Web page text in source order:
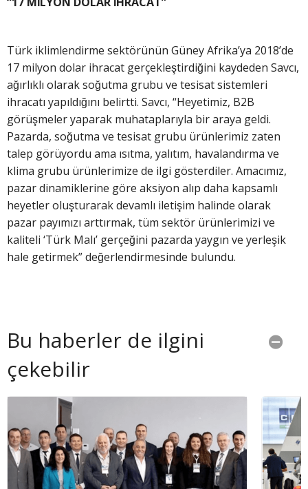
Türk iklimlendirme sektörünün Güney Afrika’ya 2018’de
17 milyon dolar ihracat gerçekleştirdiğini kaydeden Savcı,
ağırlıklı olarak soğutma grubu ve tesisat sistemleri
ihracatı yapıldığını belirtti. Savcı, “Heyetimiz, B2B
görüşmeler yaparak muhataplarıyla bir araya geldi.
Pazarda, soğutma ve tesisat grubu ürünlerimiz zaten
talep görüyordu ama ısıtma, yalıtım, havalandırma ve
klima grubu ürünlerimize de ilgi gösterdiler. Amacımız,
pazar dinamiklerine göre aksiyon alıp daha kapsamlı
heyetler oluşturarak devamlı iletişim halinde olarak
pazar payımızı arttırmak, tüm sektör ürünlerimizi ve
kaliteli ‘Türk Malı’ gerçeğini pazarda yaygın ve yerleşik
hale getirmek” değerlendirmesinde bulundu.
Bu haberler de ilgini
çekebilir